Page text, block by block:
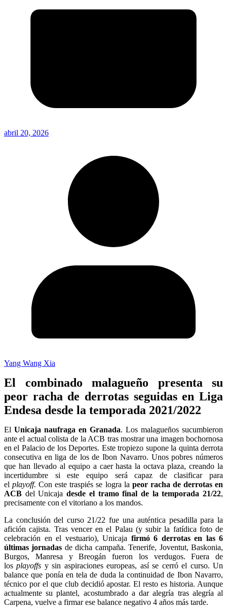
abril 20, 2026
Yang Wang Xia
El combinado malagueño presenta su
peor racha de derrotas seguidas en Liga
Endesa desde la temporada 2021/2022
El Unicaja naufraga en Granada. Los malagueños sucumbieron
ante el actual colista de la ACB tras mostrar una imagen bochornosa
en el Palacio de los Deportes. Este tropiezo supone la quinta derrota
consecutiva en liga de los de Ibon Navarro. Unos pobres números
que han llevado al equipo a caer hasta la octava plaza, creando la
incertidumbre si este equipo será capaz de clasificar para
elplayoff.Con este traspiés se logra la peor racha de derrotas en
ACB del Unicajadesde el tramo final de la temporada 21/22,
precisamente con el vitoriano a los mandos.
La conclusión del curso 21/22 fue una auténtica pesadilla para la
afición cajista. Tras vencer en el Palau (y subir la fatídica foto de
celebración en el vestuario), Unicaja firmó 6 derrotas en las 6
últimas jornadas de dicha campaña. Tenerife, Joventut, Baskonia,
Burgos, Manresa y Breogán fueron los verdugos. Fuera de
losplayoffs y sin aspiraciones europeas, así se cerró el curso. Un
balance que ponía en tela de duda la continuidad de Ibon Navarro,
técnico por el que club decidió apostar. El resto es historia. Aunque
actualmente su plantel, acostumbrado a dar alegría tras alegría al
Carpena, vuelve a firmar ese balance negativo 4 años más tarde.